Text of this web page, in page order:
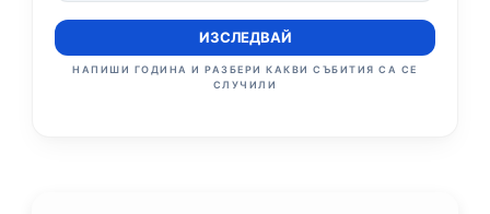
ИЗСЛЕДВАЙ
НАПИШИ ГОДИНА И РАЗБЕРИ КАКВИ СЪБИТИЯ СА СЕ
СЛУЧИЛИ